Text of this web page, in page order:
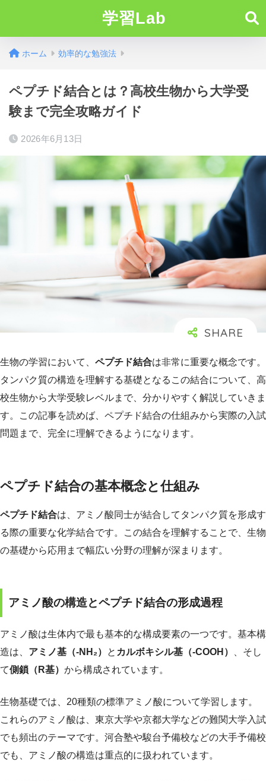
学習Lab
ホーム 効率的な勉強法
ペプチド結合とは？高校生物から大学受
験まで完全攻略ガイド
2026年6月13日
生物の学習において、 ペプチド結合は非常に重要な概念です。
タンパク質の構造を理解する基礎となるこの結合について、高
校生物から大学受験レベルまで、分かりやすく解説していきま
す。この記事を読めば、ペプチド結合の仕組みから実際の入試
問題まで、完全に理解できるようになります。
ペプチド結合の基本概念と仕組み
ペプチド結合は、アミノ酸同士が結合してタンパク質を形成す
る際の重要な化学結合です。この結合を理解することで、生物
の基礎から応用まで幅広い分野の理解が深まります。
アミノ酸の構造とペプチド結合の形成過程
アミノ酸は生体内で最も基本的な構成要素の一つです。基本構
造は、 アミノ基（-NH₂） と カルボキシル基（-COOH）
、そし
て側鎖（R基） から構成されています。
生物基礎では、20種類の標準アミノ酸について学習します。
これらのアミノ酸は、東京大学や京都大学などの難関大学入試
でも頻出のテーマです。河合塾や駿台予備校などの大手予備校
でも、アミノ酸の構造は重点的に扱われています。